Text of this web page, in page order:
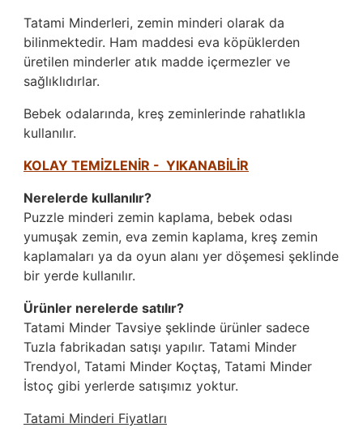
Tatami Minderleri, zemin minderi olarak da
bilinmektedir. Ham maddesi eva köpüklerden
üretilen minderler atık madde içermezler ve
sağlıklıdırlar.
Bebek odalarında, kreş zeminlerinde rahatlıkla
kullanılır.
KOLAY TEMİZLENİR - YIKANABİLİR
Nerelerde kullanılır?
Puzzle minderi zemin kaplama, bebek odası
yumuşak zemin, eva zemin kaplama, kreş zemin
kaplamaları ya da oyun alanı yer döşemesi şeklinde
bir yerde kullanılır.
Ürünler nerelerde satılır?
Tatami Minder Tavsiye şeklinde ürünler sadece
Tuzla fabrikadan satışı yapılır. Tatami Minder
Trendyol, Tatami Minder Koçtaş, Tatami Minder
İstoç gibi yerlerde satışımız yoktur.
Tatami Minderi Fiyatları